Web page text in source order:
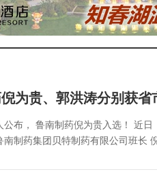
为贵、郭洪涛分别获省
布， 鲁南制药倪为贵入选！ 近
制药集团贝特制药有限公司班长